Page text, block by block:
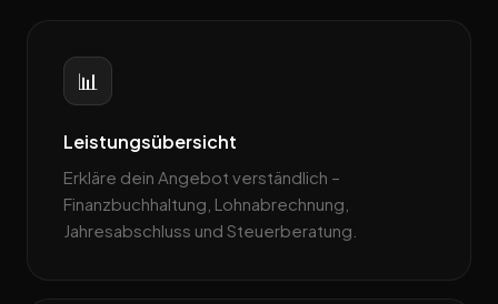
📊
Leistungsübersicht
Erkläre dein Angebot verständlich –
Finanzbuchhaltung, Lohnabrechnung,
Jahresabschluss und Steuerberatung.